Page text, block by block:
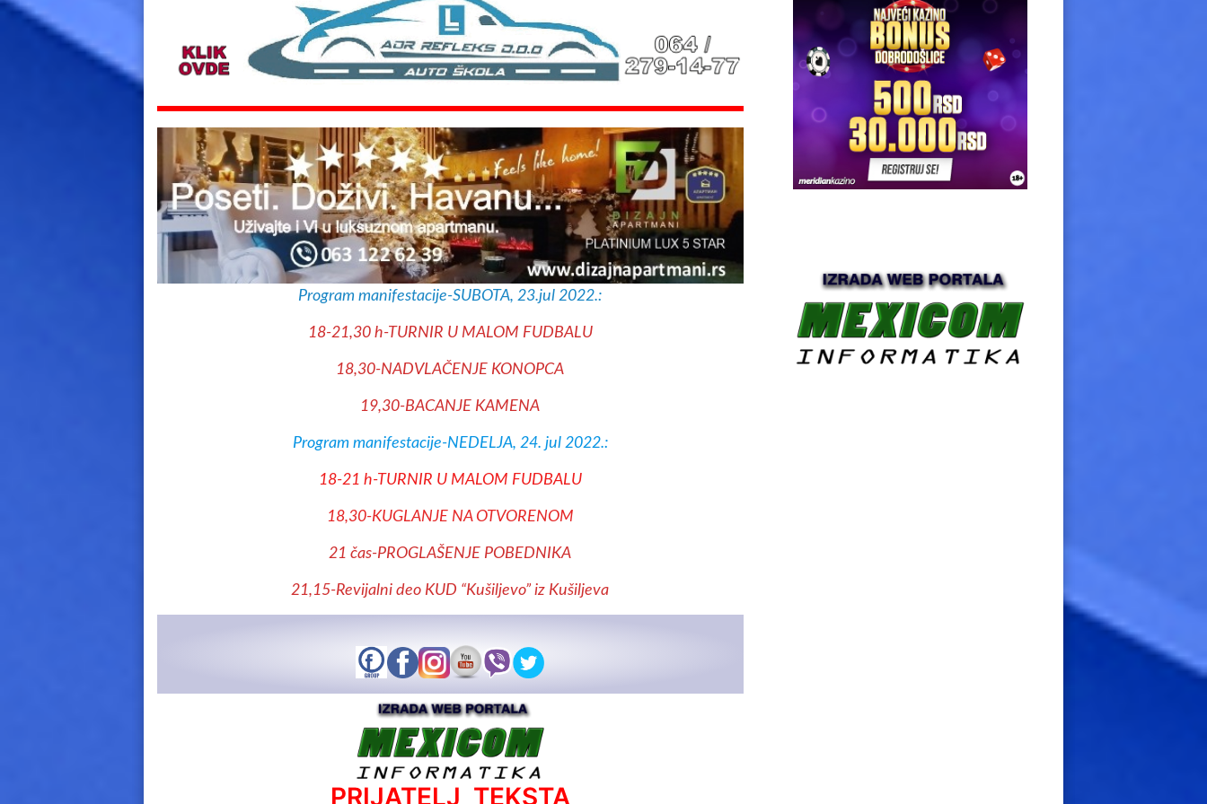
Program manifestacije-SUBOTA, 23.jul 2022.:
18-21,30 h-TURNIR U MALOM FUDBALU
18,30-NADVLAČENJE KONOPCA
19,30-BACANJE KAMENA
Program manifestacije-NEDELJA, 24. jul 2022.:
18-21 h-TURNIR U MALOM FUDBALU
18,30-KUGLANJE NA OTVORENOM
21 čas-PROGLAŠENJE POBEDNIKA
21,15-Revijalni deo KUD “Kušiljevo” iz Kušiljeva
PRIJATELJ TEKSTA